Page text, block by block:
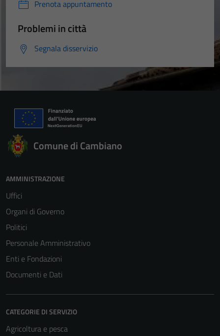
Prenota appuntamento
Problemi in città
Segnala disservizio
Comune di Cambiano
AMMINISTRAZIONE
Uffici
Organi di Governo
Politici
Personale Amministrativo
Enti e Fondazioni
Documenti e Dati
CATEGORIE DI SERVIZIO
Agricoltura e pesca